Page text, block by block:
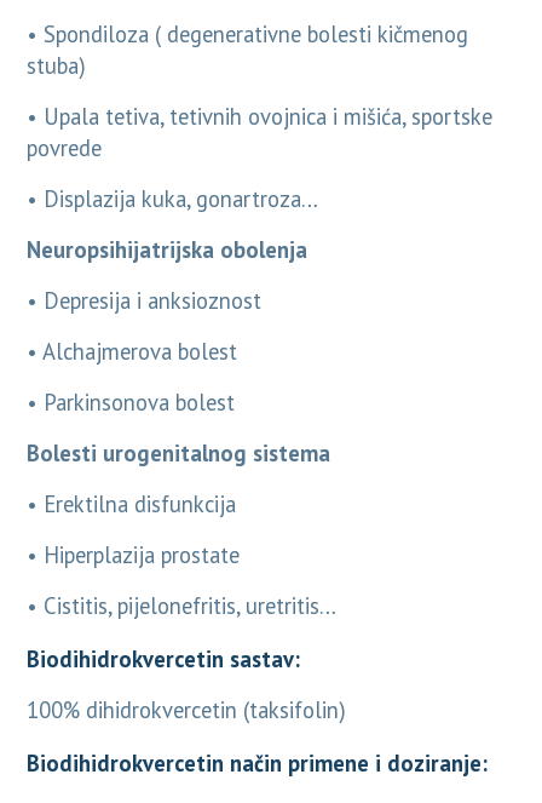
• Spondiloza ( degenerativne bolesti kičmenog
stuba)
• Upala tetiva, tetivnih ovojnica i mišića, sportske
povrede
• Displazija kuka, gonartroza…
Neuropsihijatrijska obolenja
• Depresija i anksioznost
• Alchajmerova bolest
• Parkinsonova bolest
Bolesti urogenitalnog sistema
• Erektilna disfunkcija
• Hiperplazija prostate
• Cistitis, pijelonefritis, uretritis…
Biodihidrokvercetin sastav:
100% dihidrokvercetin (taksifolin)
Biodihidrokvercetin način primene i doziranje: